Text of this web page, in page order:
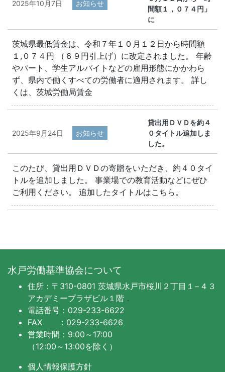
2025年10月7日 お知らせ
間額１，０７４円」
に
茨城県最低賃金は、令和７年１０月１２日から時間額
１,０７４円 （６９円引上げ）に改定されました。 年齢
やパート、学生アルバイトなどの雇用形態にかかわら
ず、県内で働くすべての労働者に適用されます。 詳し
くは、茨城労働局賃金
2025年9月24日 お知らせ
貸出用ＤＶＤを約４
０タイトル追加しま
した。
このたび、貸出用ＤＶＤの寄贈をいただき、約４０タイ
トルを追加しました。 事業場での教育活動などにぜひ
ご利用ください。 追加したタイトルはこちら。
水戸労働基準協会について
住所：〒310-0801 茨城県水戸市桜川２丁目１−４３
アカデミープラザビル１階 ．
電話番号：029-233-6622
FAX ：029-233-6626
営業時間：9:00～17:00
（12:00～13:00を除く）
個人情報保護方針